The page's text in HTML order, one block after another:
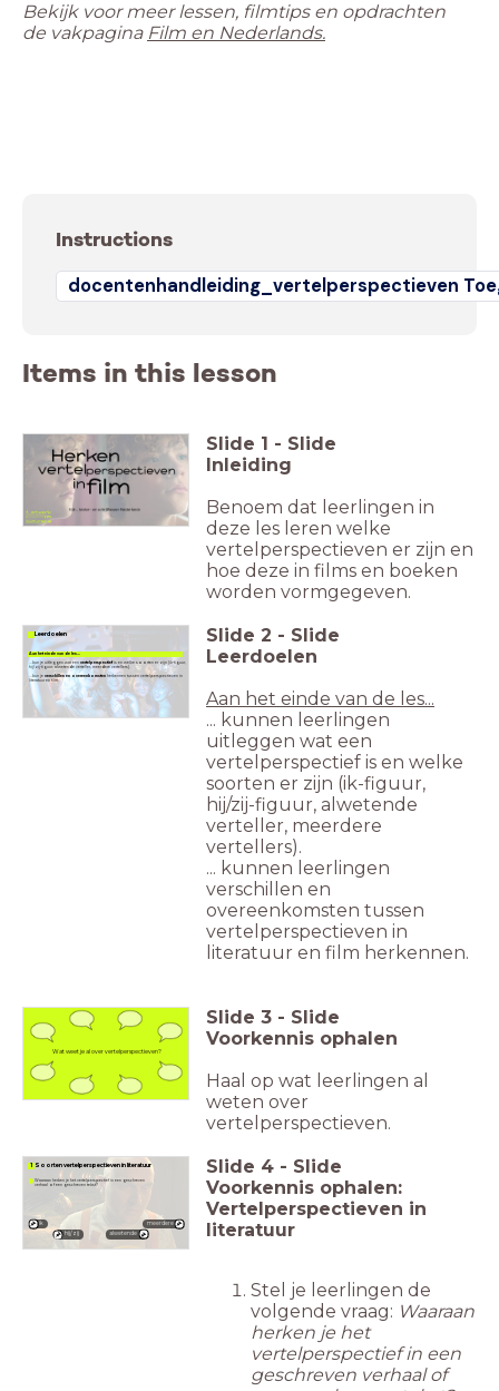
Bekijk voor meer lessen, filmtips en opdrachten
de vakpagina
Instructions
docentenhandleiding_vertelperspectieven
Items in this lesson
Slide 1 - Slide
Inleiding
Benoem dat leerlingen in
deze les leren welke
vertelperspectieven er zijn en
hoe deze in films en boeken
worden vormgegeven.
Leerdoelen
Aan het einde van de les...
...kun je uitleggen wat een vertelperspectief is en welke soorten er zijn (ik-figuur,
hij/zij-figuur, alwetende verteller, meerdere vertellers).
...kun je verschillen en overeenkomsten herkennen tussen vertelperspectieven in
literatuur en film.
Slide 2 - Slide
Leerdoelen
Aan het einde van de les...
... kunnen leerlingen
uitleggen wat een
vertelperspectief is en welke
soorten er zijn (ik-figuur,
hij/zij-figuur, alwetende
verteller, meerdere
vertellers).
... kunnen leerlingen
verschillen en
overeenkomsten tussen
vertelperspectieven in
literatuur en film herkennen.
Wat weet je al over vertelperspectieven?
Slide 3 - Slide
Voorkennis ophalen
Haal op wat leerlingen al
weten over
vertelperspectieven.
ik
hij/zij alwetende
1 Soorten vertelperspectieven in literatuur
Waaraan herken je het vertelperspectief in een geschreven
verhaal of een geschreven tekst?
meerdere
Slide 4 - Slide
Voorkennis ophalen:
Vertelperspectieven in
literatuur
Stel je leerlingen de
volgende vraag: Waaraan
herken je het
vertelperspectief in een
geschreven verhaal of